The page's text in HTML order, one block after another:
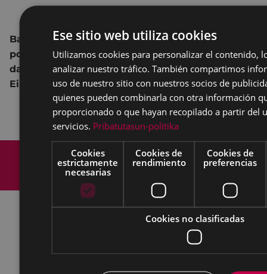
Bailes con el grupo de folkALBOKA, dirigidos
por
Patxi Montero, con la colaboración de KEZKA
dantza taldea y el Ayuntamiento de
Mapa del Sitio
Aviso legal
Política de cookies
Contacto
Accesibilidad
Todas las redes sociales del Ayuntamiento
Cultura - Untzaga plaza, 1 | 20600 Eibar
Ese sitio web utiliza cookies
Utilizamos cookies para personalizar el contenido,
analizar nuestro tráfico. También compartimos
uso de nuestro sitio con nuestros socios de
quienes pueden combinarla con otra información
proporcionado o que hayan recopilado a partir del
servicios. Pribatutasun-politika
Cookies
estrictamente
necesarias
Cookies de
rendimiento
Cookies de
preferencias
Cookies no clasificadas